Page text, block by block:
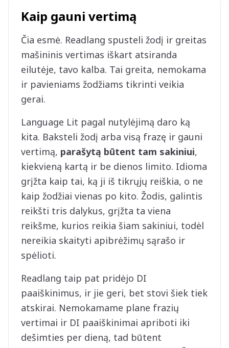
Kaip gauni vertimą
Čia esmė. Readlang spusteli žodį ir greitas
mašininis vertimas iškart atsiranda
eilutėje, tavo kalba. Tai greita, nemokama
ir pavieniams žodžiams tikrinti veikia
gerai.
Language Lit pagal nutylėjimą daro ką
kita. Baksteli žodį arba visą frazę ir gauni
vertimą, parašytą būtent tam sakiniui,
kiekvieną kartą ir be dienos limito. Idioma
grįžta kaip tai, ką ji iš tikrųjų reiškia, o ne
kaip žodžiai vienas po kito. Žodis, galintis
reikšti tris dalykus, grįžta ta viena
reikšme, kurios reikia šiam sakiniui, todėl
nereikia skaityti apibrėžimų sąrašo ir
spėlioti.
Readlang taip pat pridėjo DI
paaiškinimus, ir jie geri, bet stovi šiek tiek
atskirai. Nemokamame plane frazių
vertimai ir DI paaiškinimai apriboti iki
dešimties per dieną, tad būtent